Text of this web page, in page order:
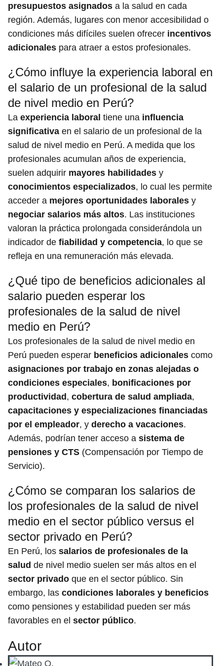
presupuestos asignados a la salud en cada
región. Además, lugares con menor accesibilidad o
condiciones más difíciles suelen ofrecer incentivos
adicionales para atraer a estos profesionales.
¿Cómo influye la experiencia laboral en
el salario de un profesional de la salud
de nivel medio en Perú?
La experiencia laboral tiene una influencia
significativa en el salario de un profesional de la
salud de nivel medio en Perú. A medida que los
profesionales acumulan años de experiencia,
suelen adquirir mayores habilidades y
conocimientos especializados, lo cual les permite
acceder a mejores oportunidades laborales y
negociar salarios más altos. Las instituciones
valoran la práctica prolongada considerándola un
indicador de fiabilidad y competencia, lo que se
refleja en una remuneración más elevada.
¿Qué tipo de beneficios adicionales al
salario pueden esperar los
profesionales de la salud de nivel
medio en Perú?
Los profesionales de la salud de nivel medio en
Perú pueden esperar beneficios adicionales como
asignaciones por trabajo en zonas alejadas o
condiciones especiales, bonificaciones por
productividad , cobertura de salud ampliada,
capacitaciones y especializaciones financiadas
por el empleador, y derecho a vacaciones.
Además, podrían tener acceso a sistema de
pensiones y CTS (Compensación por Tiempo de
Servicio).
¿Cómo se comparan los salarios de
los profesionales de la salud de nivel
medio en el sector público versus el
sector privado en Perú?
En Perú, los salarios de profesionales de la
salud de nivel medio suelen ser más altos en el
sector privado que en el sector público. Sin
embargo, las condiciones laborales y beneficios
como pensiones y estabilidad pueden ser más
favorables en el sector público.
Autor